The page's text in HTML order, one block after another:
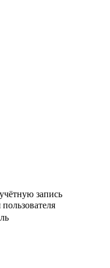
запись